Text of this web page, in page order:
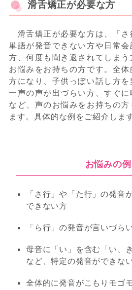
滑舌矯正が必要な方
滑舌矯正が必要な方は、「さ
単語が発音できない方や日常
方、何度も聞き返されてしま
お悩みをお持ちの方です。全
方になり、子供っぽい話し方
一声の声が出づらい方、すぐ
など、声のお悩みをお持ちの
ます。具体的な例をご紹介します
お悩みの例
「さ行」や「た行」の発音
できない方
「ら行」の発音が言いづら
母音に「い」を含む「い、
など、特定の発音ができな
全体的に発音がこもりモゴ